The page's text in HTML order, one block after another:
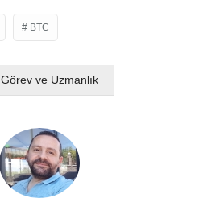
BTC
Görev ve Uzmanlık